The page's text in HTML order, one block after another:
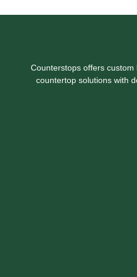
Counterstops offers
countertop solutions with